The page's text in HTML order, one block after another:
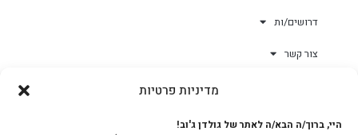
מדיניות פרטיות
היי, ברוך/ה הבא/ה לאתר של גולדן ג'וב!
דרושים/ות
צור קשר